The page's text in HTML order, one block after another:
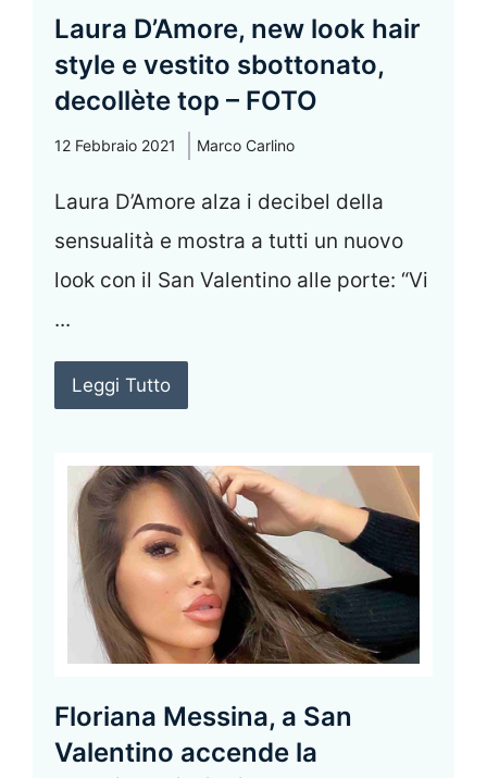
Laura D’Amore, new look hair
style e vestito sbottonato,
decollète top – FOTO
12 Febbraio 2021 Marco Carlino
Laura D’Amore alza i decibel della
sensualità e mostra a tutti un nuovo
look con il San Valentino alle porte: “Vi
...
Leggi Tutto
Floriana Messina, a San
Valentino accende la